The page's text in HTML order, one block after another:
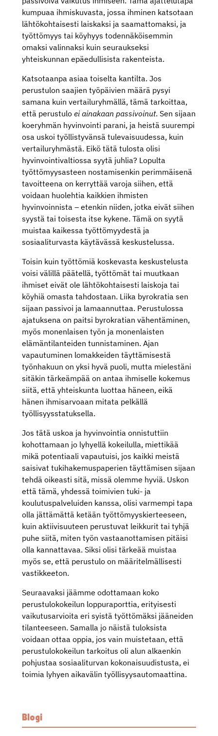
kumpuaa ihmiskuvasta, jossa ihminen katsotaan
lähtökohtaisesti laiskaksi ja saamattomaksi, ja
työttömyys tai köyhyys todennäköisemmin
omaksi valinnaksi kuin seuraukseksi
yhteiskunnan epäedullisista rakenteista.
Katsotaanpa asiaa toiselta kantilta. Jos
perustulon saajien työpäivien määrä pysyi
samana kuin vertailuryhmällä, tämä tarkoittaa,
että perustulo ei ainakaan passivoinut. Sen sijaan
koeryhmän hyvinvointi parani, ja heistä suurempi
osa uskoi työllistyvänsä tulevaisuudessa, kuin
vertailuryhmästä. Eikö tätä tulosta olisi
hyvinvointivaltiossa syytä juhlia? Lopulta
työttömyysasteen nostamisenkin perimmäisenä
tavoitteena on kerryttää varoja siihen, että
voidaan huolehtia kaikkien ihmisten
hyvinvoinnista – etenkin niiden, jotka eivät siihen
syystä tai toisesta itse kykene. Tämä on syytä
muistaa kaikessa työttömyydestä ja
sosiaaliturvasta käytävässä keskustelussa.
Toisin kuin työttömiä koskevasta keskustelusta
voisi välillä päätellä, työttömät tai muutkaan
ihmiset eivät ole lähtökohtaisesti laiskoja tai
köyhiä omasta tahdostaan. Liika byrokratia sen
sijaan passivoi ja lamaannuttaa. Perustulossa
ajatuksena on paitsi byrokratian vähentäminen,
myös monenlaisen työn ja monenlaisten
elämäntilanteiden tunnistaminen. Ajan
vapautuminen lomakkeiden täyttämisestä
työnhakuun on yksi hyvä puoli, mutta mielestäni
sitäkin tärkeämpää on antaa ihmiselle kokemus
siitä, että yhteiskunta luottaa häneen, eikä
hänen ihmisarvoaan mitata pelkällä
työllisyysstatuksella.
Jos tätä uskoa ja hyvinvointia onnistuttiin
kohottamaan jo lyhyellä kokeilulla, miettikää
mikä potentiaali vapautuisi, jos kaikki meistä
saisivat tukihakemuspaperien täyttämisen sijaan
tehdä oikeasti sitä, missä olemme hyviä. Uskon
että tämä, yhdessä toimivien tuki- ja
koulutuspalveluiden kanssa, olisi varmempi tapa
olla jättämättä ketään työttömyyskierteeseen,
kuin aktiivisuuteen perustuvat leikkurit tai tyhjä
puhe siitä, miten työn vastaanottamisen pitäisi
olla kannattavaa. Siksi olisi tärkeää muistaa
myös se, että perustulo on määritelmällisesti
vastikkeeton.
Seuraavaksi jäämme odottamaan koko
perustulokokeilun loppuraporttia, erityisesti
vaikutusarvioita eri syistä työttömäksi jääneiden
tilanteeseen. Samalla jo näistä tuloksista
voidaan ottaa oppia, jos vain muistetaan, että
perustulokokeilun tarkoitus oli alun alkaenkin
pohjustaa sosiaaliturvan kokonaisuudistusta, ei
toimia lyhyen aikavälin työllisyysautomaattina.
Blogi